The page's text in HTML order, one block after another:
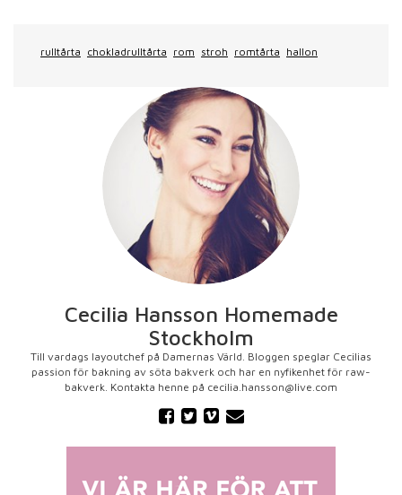
rulltårta chokladrulltårta rom stroh romtårta hallon
Cecilia Hansson Homemade
Stockholm
Till vardags layoutchef på Damernas Värld. Bloggen speglar Cecilias
passion för bakning av söta bakverk och har en nyfikenhet för raw-
bakverk. Kontakta henne på cecilia.hansson@live.com